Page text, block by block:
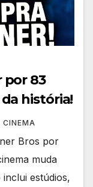
por 83
da história!
CINEMA
Bros por
muda
estúdios,